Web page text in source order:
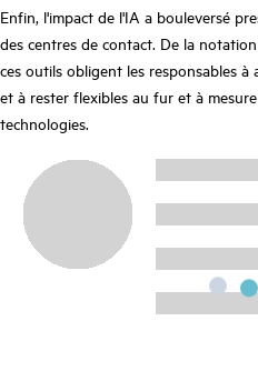
Enfin, l'impact de l'IA a bouleversé
des centres de contact. De la
ces outils obligent les responsables
et à rester flexibles au fur et à
technologies.